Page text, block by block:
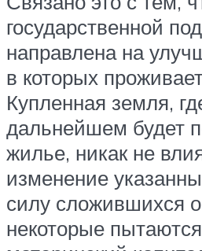
государственной
направлена на
в которых
Купленная земля,
дальнейшем будет
жилье, никак не
изменение
силу сложившихся
некоторые